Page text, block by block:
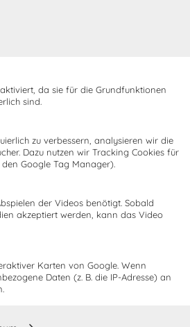
da sie für die Grundfunktionen
sind.
zu verbessern, analysieren wir die
Dazu nutzen wir Tracking Cookies für
Google Tag Manager).
der Videos benötigt. Sobald
akzeptiert werden, kann das Video
Karten von Google. Wenn
Daten (z. B. die IP-Adresse) an
Sie
dass Cocooning24 mich regelmäßig
seine Angebote informiert.
jederzeit widerrufen werden. Einzelheiten